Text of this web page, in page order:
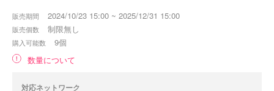
販売期間 2024/10/23 15:00 ~ 2025/12/31 15:00
販売個数 制限無し
購入可能数
9個
数量について
対応ネットワーク